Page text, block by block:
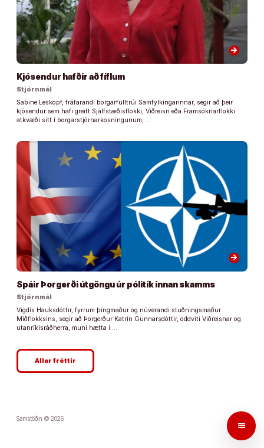
menu
arrow_forward
Kjósendur hafðir að fíflum
Stjórnmál
Sabine Leskopf, fráfarandi borgarfulltrúi Samfylkingarinnar, segir að þeir
kjósendur sem hafi greitt Sjálfstæðisflokki, Viðreisn eða Framsóknarflokki
atkvæði sitt í borgarstjórnarkosningunum, …
arrow_forward
Spáir Þorgerði útgöngu úr pólitík innan skamms
Stjórnmál
Vigdís Hauksdóttir, fyrrum þingmaður og núverandi stuðningsmaður
Miðflokksins, segir að Þorgerður Katrín Gunnarsdóttir, oddviti Viðreisnar og
utanríkisráðherra, muni hætta í …
Allar fréttir
Samstöðin © 2026